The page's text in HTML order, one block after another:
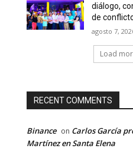
diálogo,
de
agosto 7,
Load
RECENT COMMENTS
Binance on Carlos García
Martínez en Santa Elena